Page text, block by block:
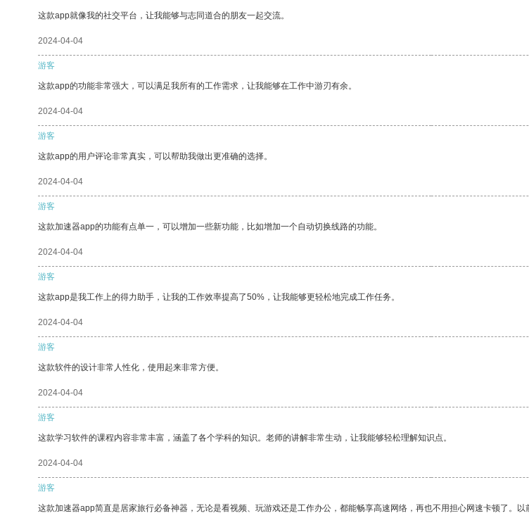
这款app就像我的社交平台，让我能够与志同道合的朋友一起交流。
2024-04-04
游客
这款app的功能非常强大，可以满足我所有的工作需求，让我能够在工作中游刃有余。
2024-04-04
游客
这款app的用户评论非常真实，可以帮助我做出更准确的选择。
2024-04-04
游客
这款加速器app的功能有点单一，可以增加一些新功能，比如增加一个自动切换线路的功能。
2024-04-04
游客
这款app是我工作上的得力助手，让我的工作效率提高了50%，让我能够更轻松地完成工作任务。
2024-04-04
游客
这款软件的设计非常人性化，使用起来非常方便。
2024-04-04
游客
这款学习软件的课程内容非常丰富，涵盖了各个学科的知识。老师的讲解非常生动，让我能够轻松理解知识点。
2024-04-04
游客
这款加速器app简直是居家旅行必备神器，无论是看视频、玩游戏还是工作办公，都能畅享高速网络，再也不用担心网速卡顿了。